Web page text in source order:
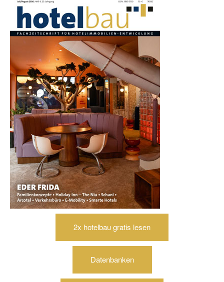
2x hotelbau gratis lesen
Datenbanken